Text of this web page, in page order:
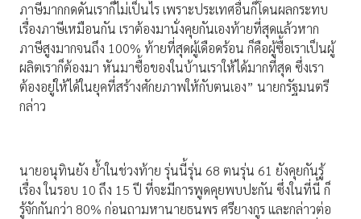
ภาษีมากกดดันเราก็ไม่เป็นไร เพราะประเทศอื่นก็โดนผลกระทบ
เรื่องภาษีเหมือนกัน เราต้องมานั่งคุยกันเองท้ายที่สุดแล้วหาก
ภาษีสูงมากจนถึง 100% ท้ายที่สุดผู้เดือดร้อน ก็คือผู้ซื้อเราเป็นผู้
ผลิตเราก็ต้องมา หันมาซื้อของในบ้านเราให้ได้มากที่สุด ซึ่งเรา
ต้องอยู่ให้ได้ในยุคที่สร้างศักยภาพให้กับตนเอง” นายกรัฐมนตรี
กล่าว
นายอนุทินยัง ย้ำในช่วงท้าย รุ่นนี้รุ่น 68 ตนรุ่น 61 ยังคุยกันรู้
เรื่อง ในรอบ 10 ถึง 15 ปี ที่จะมีการพูดคุยพบปะกัน ซึ่งในที่นี้ ก็
รู้จักกันกว่า 80% ก่อนถามหานายธนพร ศรียางกูร และกล่าวต่อ